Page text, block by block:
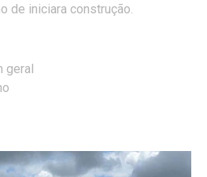
de iniciara construção.
geral